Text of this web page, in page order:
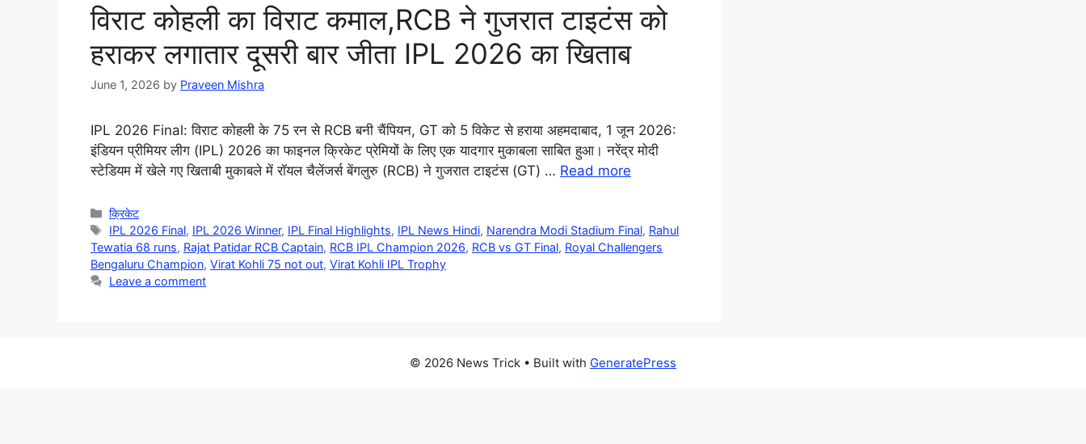
विराट कोहली का विराट कमाल,RCB ने गुजरात टाइटंस को
हराकर लगातार दूसरी बार जीता IPL 2026 का खिताब
June 1, 2026 by Praveen Mishra
IPL 2026 Final: विराट कोहली के 75 रन से RCB बनी चैंपियन, GT को 5 विकेट से हराया अहमदाबाद, 1 जून 2026:
इंडियन प्रीमियर लीग (IPL) 2026 का फाइनल क्रिकेट प्रेमियों के लिए एक यादगार मुकाबला साबित हुआ। नरेंद्र मोदी
स्टेडियम में खेले गए खिताबी मुकाबले में रॉयल चैलेंजर्स बेंगलुरु (RCB) ने गुजरात टाइटंस (GT) … Read more
Categories
क्रिकेट
Tags
IPL 2026 Final, IPL 2026 Winner, IPL Final Highlights, IPL News Hindi, Narendra Modi Stadium Final, Rahul
Tewatia 68 runs, Rajat Patidar RCB Captain, RCB IPL Champion 2026, RCB vs GT Final, Royal Challengers
Bengaluru Champion, Virat Kohli 75 not out, Virat Kohli IPL Trophy
Leave a comment
© 2026 News Trick • Built with GeneratePress